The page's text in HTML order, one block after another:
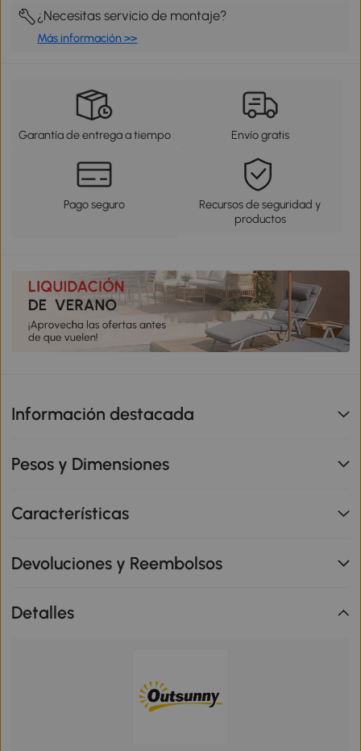
¿Necesitas servicio de montaje?
Más información >>
Garantía de entrega a tiempo Envío gratis
Pago seguro
Recursos de seguridad y
productos
Información destacada
Pesos y Dimensiones
Características
Devoluciones y Reembolsos
Detalles